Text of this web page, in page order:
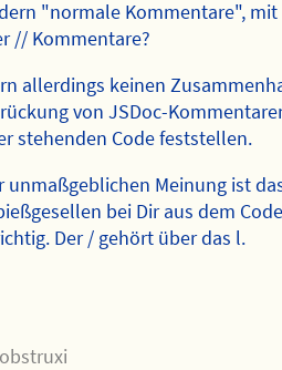
"normale Kommentare",
// Kommentare?
allerdings keinen
von JSDoc-
stehenden Code feststellen.
unmaßgeblichen Meinung ist
bei Dir aus dem
Der / gehört über das l.